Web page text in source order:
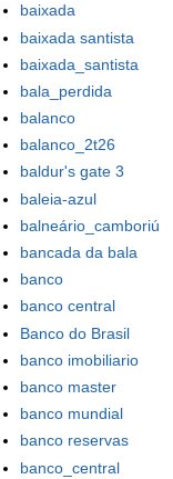
baixada
baixada santista
baixada_santista
bala_perdida
balanco
balanco_2t26
baldur's gate 3
baleia-azul
balneário_camboriú
bancada da bala
banco
banco central
Banco do Brasil
banco imobiliario
banco master
banco mundial
banco reservas
banco_central